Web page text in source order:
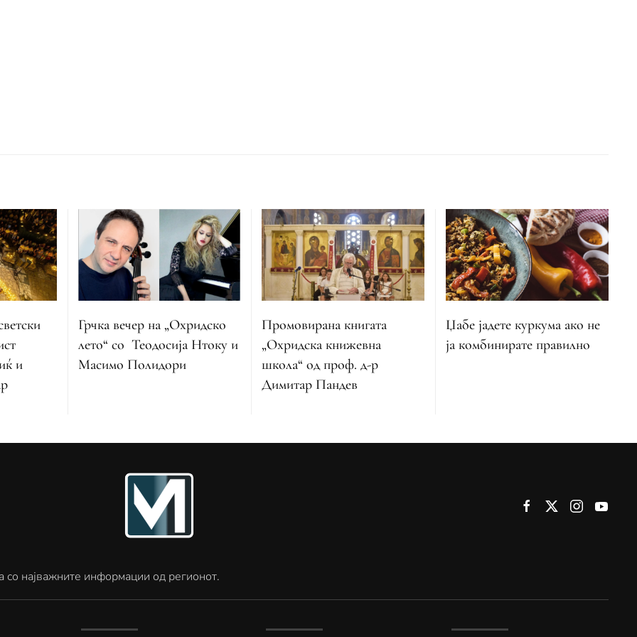
и
Грчка вечер на „Охридско
лето“ со Теодосија Нтоку и
Масимо Полидори
Промовирана книгата
„Охридска книжевна
школа“ од проф. д-р
Димитар Пандев
Џабе јадете куркума ако не
ја комбинирате правилно
најважните информации од регионот.